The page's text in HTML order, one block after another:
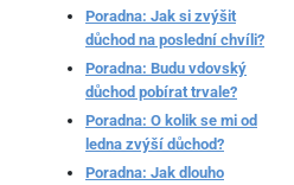
Poradna: Jak si zvýšit
důchod na poslední chvíli?
Poradna: Budu vdovský
důchod pobírat trvale?
Poradna: O kolik se mi od
ledna zvýší důchod?
Poradna: Jak dlouho